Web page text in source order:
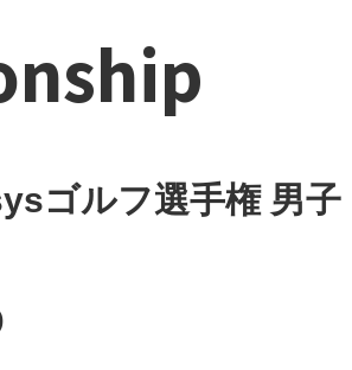
ゴルフ選手権 男子